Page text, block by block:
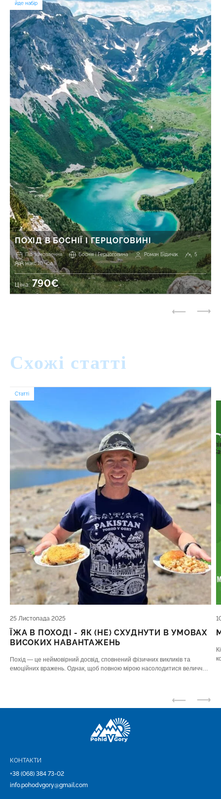
йде набір
ПОХІД В БОСНІЇ І ГЕРЦОГОВИНІ
Під замовлення Боснія і Герцоговина Роман Бідичак
5
макс 10 чол.
Ціна:790€
Схожі статті
Статті
25 Листопада 2025
ЇЖА В ПОХОДІ - ЯК (НЕ) СХУДНУТИ В УМОВАХ
ВИСОКИХ НАВАНТАЖЕНЬ
Похід — це неймовірний досвід, сповнений фізичних викликів та
емоційних вражень. Однак, щоб повною мірою насолодитися величчю
КОНТАКТИ
+38 (068) 384 73-02
info.pohodvgory@gmail.com